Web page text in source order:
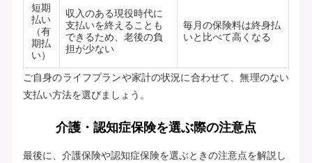
短期
払い
（有
期払
い）
収入のある現役時代に
支払いを終えることも
できるため、老後の負
担が少ない
毎月の保険料は終身払
いと比べて高くなる
ご自身のライフプランや家計の状況に合わせて、無理のない
支払い方法を選びましょう。
介護・認知症保険を選ぶ際の注意点
最後に、介護保険や認知症保険を選ぶときの注意点を解説し